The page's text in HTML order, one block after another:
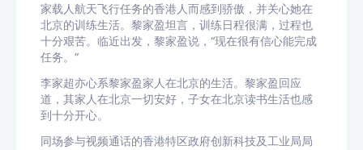
家载人航天飞行任务的香港人而感到骄傲，并关心她在
北京的训练生活。黎家盈坦言，训练日程很满，过程也
十分艰苦。临近出发，黎家盈说，“现在很有信心能完成
任务。”
李家超亦心系黎家盈家人在北京的生活。黎家盈回应
道，其家人在北京一切安好，子女在北京读书生活也感
到十分开心。
同场参与视频通话的香港特区政府创新科技及工业局局